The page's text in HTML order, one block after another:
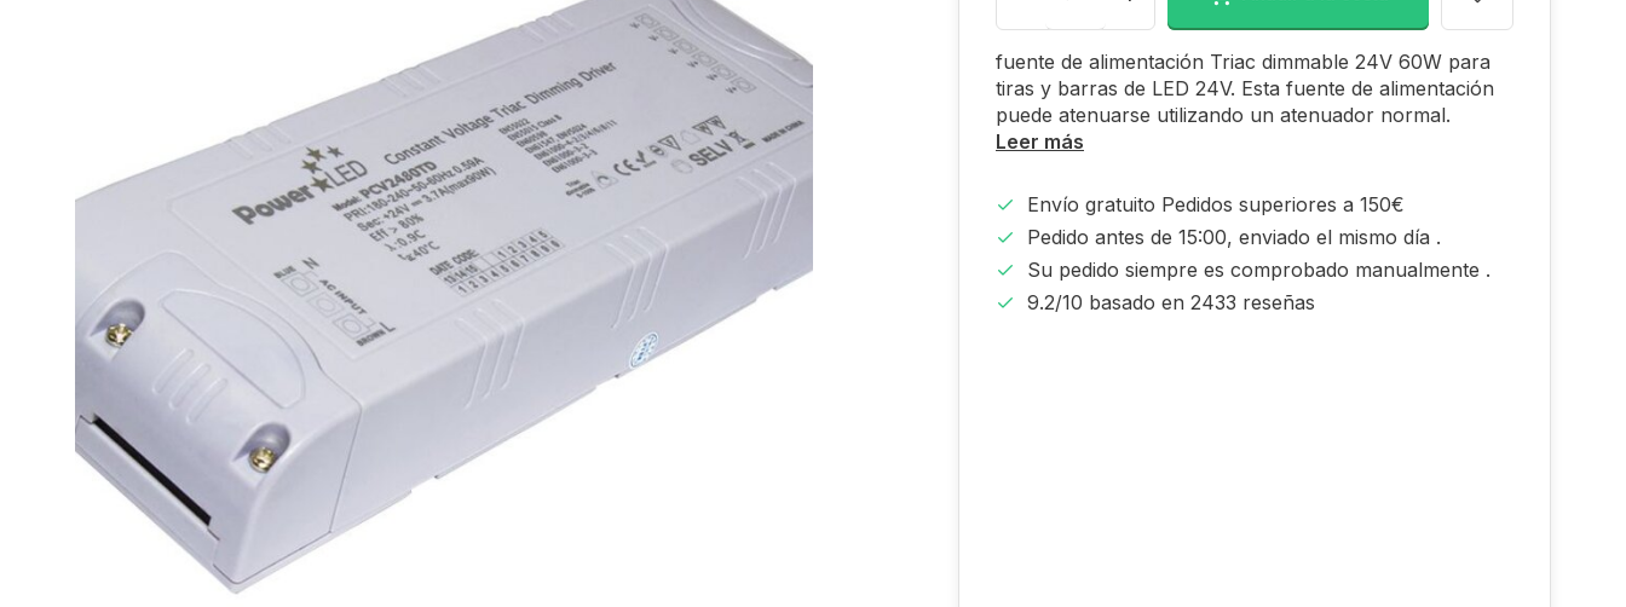
fuente de alimentación Triac dimmable 24V 60W para
tiras y barras de LED 24V. Esta fuente de alimentación
puede atenuarse utilizando un atenuador normal.
Leer más
Envío gratuito Pedidos superiores a 150€
Pedido antes de 15:00, enviado el mismo día .
Su pedido siempre es comprobado manualmente .
9.2/10 basado en 2433 reseñas